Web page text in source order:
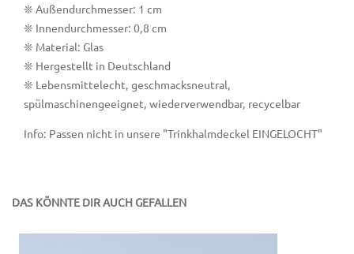
❊ Außendurchmesser: 1 cm
❊ Innendurchmesser: 0,8 cm
❊ Material: Glas
❊ Hergestellt in Deutschland
❊ Lebensmittelecht, geschmacksneutral,
spülmaschinengeeignet, wiederverwendbar, recycelbar
Info: Passen nicht in unsere "Trinkhalmdeckel EINGELOCHT"
DAS KÖNNTE DIR AUCH GEFALLEN